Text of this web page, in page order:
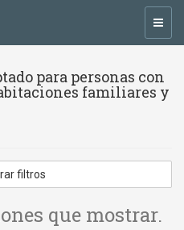
para personas con
familiares y
filtros
que mostrar.